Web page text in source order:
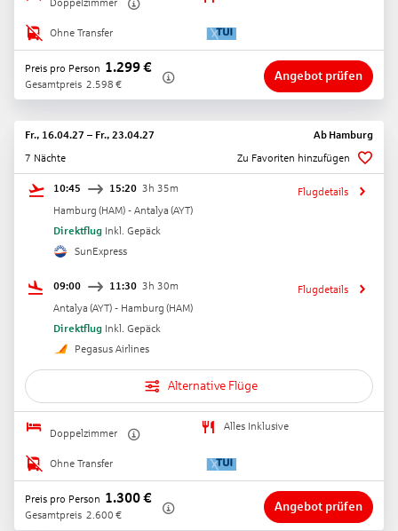
Doppelzimmer
Ohne Transfer
Preis pro Person 1.299€
Gesamtpreis 2.598 €
Angebot prüfen
Fr., 16.04.27 – Fr., 23.04.27 Ab Hamburg
7 Nächte
Zu Favoriten hinzufügen
10:45 15:20 3h 35m
Hamburg (HAM) - Antalya (AYT)
Direktflug Inkl. Gepäck
SunExpress
Flugdetails
09:00 11:30 3h 30m
Antalya (AYT) - Hamburg (HAM)
Direktflug Inkl. Gepäck
Pegasus Airlines
Flugdetails
Alternative Flüge
Doppelzimmer
Alles Inklusive
Ohne Transfer
Preis pro Person 1.300€
Gesamtpreis 2.600 €
Angebot prüfen